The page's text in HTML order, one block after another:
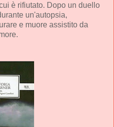
è rifiutato. Dopo un duello
un'autopsia,
e muore assistito da